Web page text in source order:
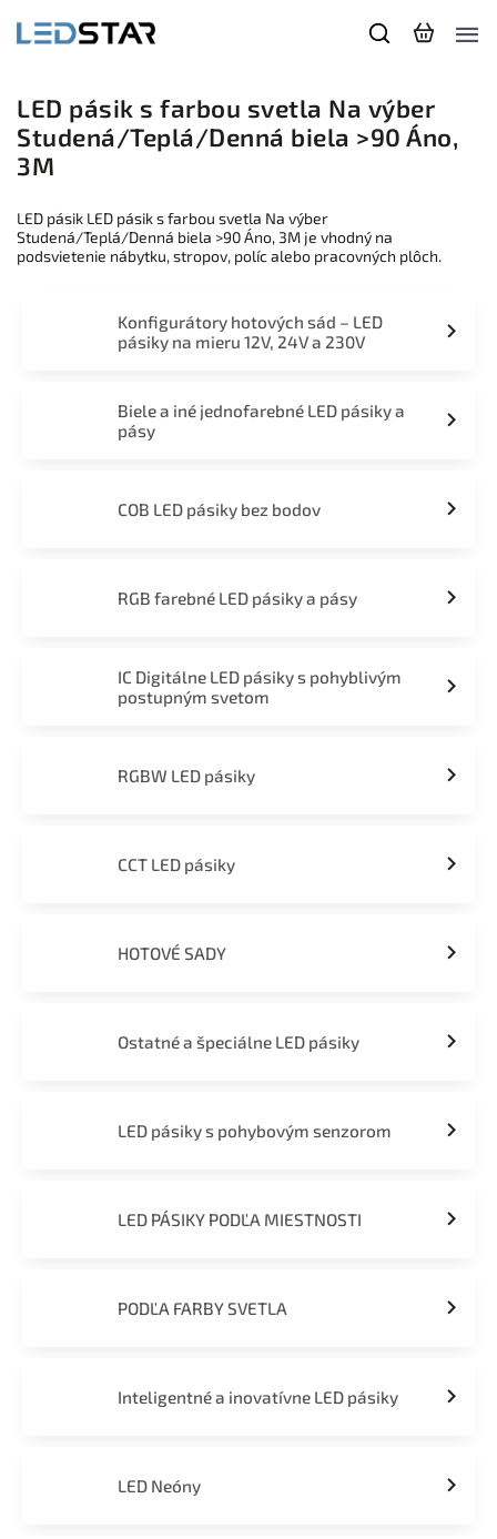
LED pásik s farbou svetla Na výber
Studená/Teplá/Denná biela >90 Áno,
3M
LED pásik LED pásik s farbou svetla Na výber
Studená/Teplá/Denná biela >90 Áno, 3M je vhodný na
podsvietenie nábytku, stropov, políc alebo pracovných plôch.
Konfigurátory hotových sád – LED
pásiky na mieru 12V, 24V a 230V
Biele a iné jednofarebné LED pásiky a
pásy
COB LED pásiky bez bodov
RGB farebné LED pásiky a pásy
IC Digitálne LED pásiky s pohyblivým
postupným svetom
RGBW LED pásiky
CCT LED pásiky
HOTOVÉ SADY
Ostatné a špeciálne LED pásiky
LED pásiky s pohybovým senzorom
LED PÁSIKY PODĽA MIESTNOSTI
PODĽA FARBY SVETLA
Inteligentné a inovatívne LED pásiky
LED Neóny